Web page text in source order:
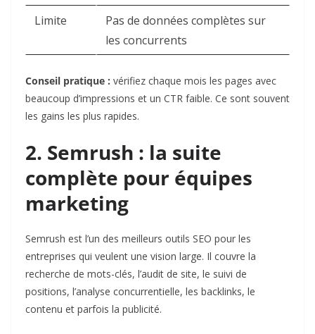
Limite
Pas de données complètes sur
les concurrents
Conseil pratique : vérifiez chaque mois les pages avec
beaucoup d’impressions et un CTR faible. Ce sont souvent
les gains les plus rapides.
2. Semrush : la suite
complète pour équipes
marketing
Semrush est l’un des meilleurs outils SEO pour les
entreprises qui veulent une vision large. Il couvre la
recherche de mots-clés, l’audit de site, le suivi de
positions, l’analyse concurrentielle, les backlinks, le
contenu et parfois la publicité.